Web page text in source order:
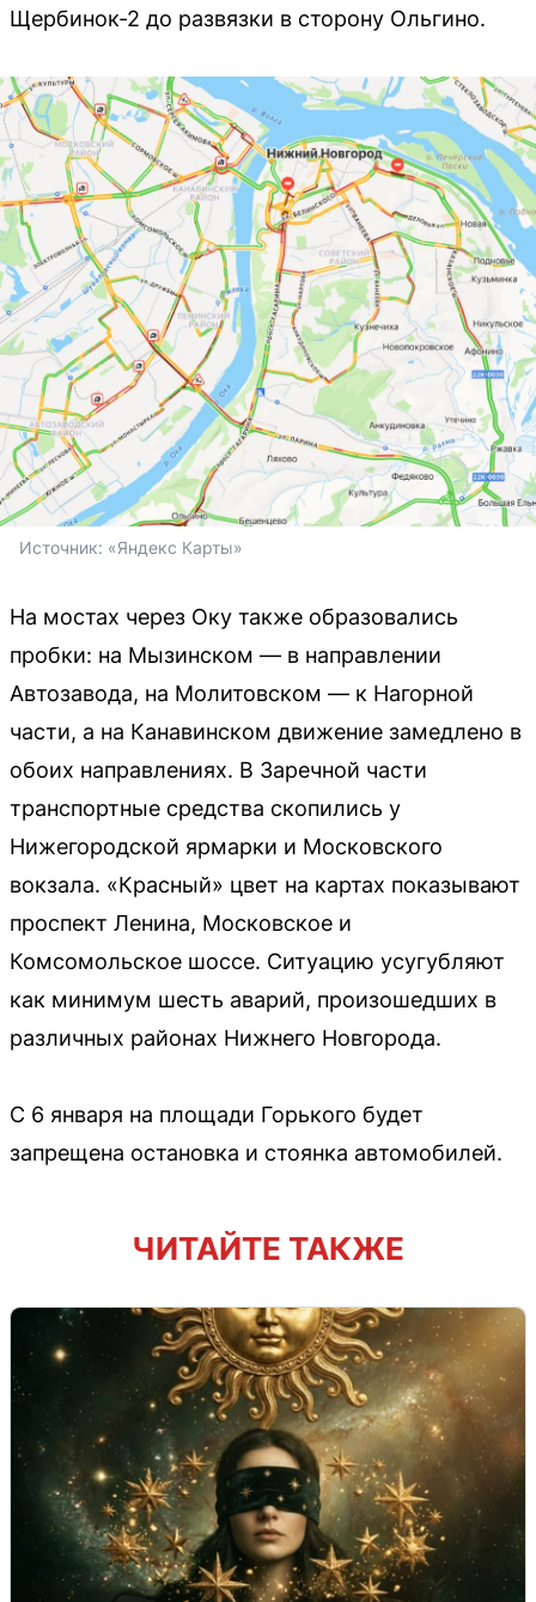
Щербинок-2 до развязки в сторону Ольгино.
Источник: «Яндекс Карты»
На мостах через Оку также образовались
пробки: на Мызинском — в направлении
Автозавода, на Молитовском — к Нагорной
части, а на Канавинском движение замедлено в
обоих направлениях. В Заречной части
транспортные средства скопились у
Нижегородской ярмарки и Московского
вокзала. «Красный» цвет на картах показывают
проспект Ленина, Московское и
Комсомольское шоссе. Ситуацию усугубляют
как минимум шесть аварий, произошедших в
различных районах Нижнего Новгорода.
С 6 января на площади Горького будет
запрещена остановка и стоянка автомобилей.
ЧИТАЙТЕ ТАКЖЕ